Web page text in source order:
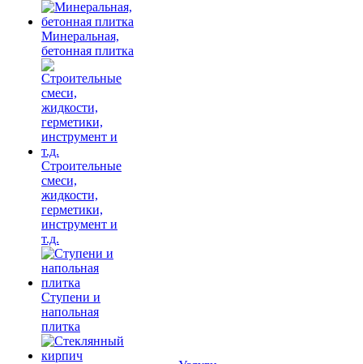
Минеральная,
бетонная плитка
Строительные
смеси,
жидкости,
герметики,
инструмент и
т.д.
Ступени и
напольная
плитка